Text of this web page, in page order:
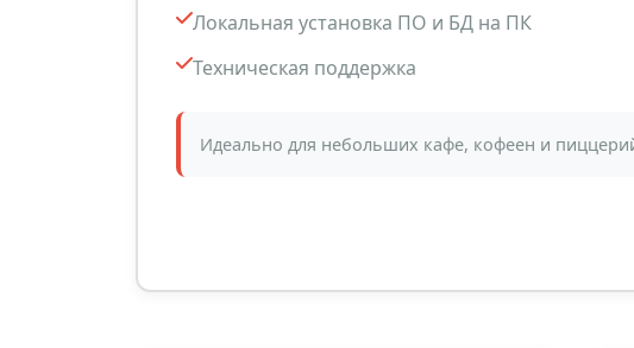
Локальная установка ПО и БД на ПК
Техническая поддержка
Идеально для небольших кафе, кофеен и